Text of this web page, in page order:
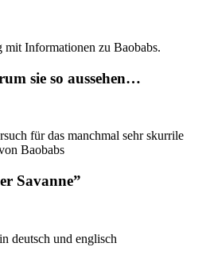
Informationen zu Baobabs.
sie so aussehen…
für das manchmal sehr skurrile
Baobabs
Savanne”
deutsch und englisch